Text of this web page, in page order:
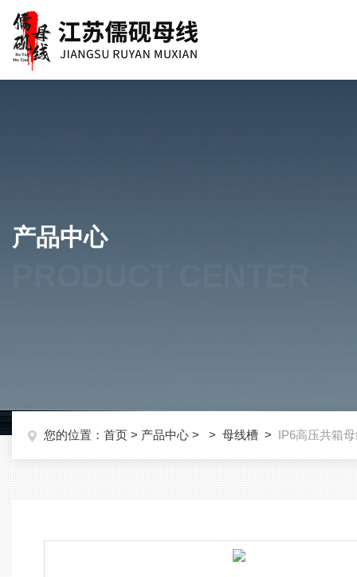
产品中心
您的位置： 首页 > 产品中心 > > 母线槽 > IP6高压共箱